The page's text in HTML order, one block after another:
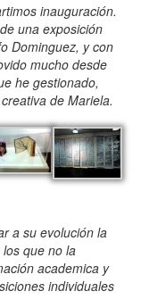
inauguración.
una exposición
Dominguez, y con
mucho desde
he gestionado,
de Mariela.
a su evolución la
que no la
academica y
individuales